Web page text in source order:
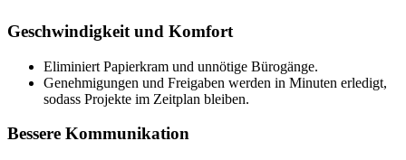
Geschwindigkeit und Komfort
Eliminiert Papierkram und unnötige Bürogänge.
Genehmigungen und Freigaben werden in Minuten erledigt,
sodass Projekte im Zeitplan bleiben.
Bessere Kommunikation